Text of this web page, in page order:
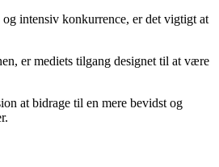
intensiv konkurrence, er det vigtigt at
er mediets tilgang designet til at være
at bidrage til en mere bevidst og